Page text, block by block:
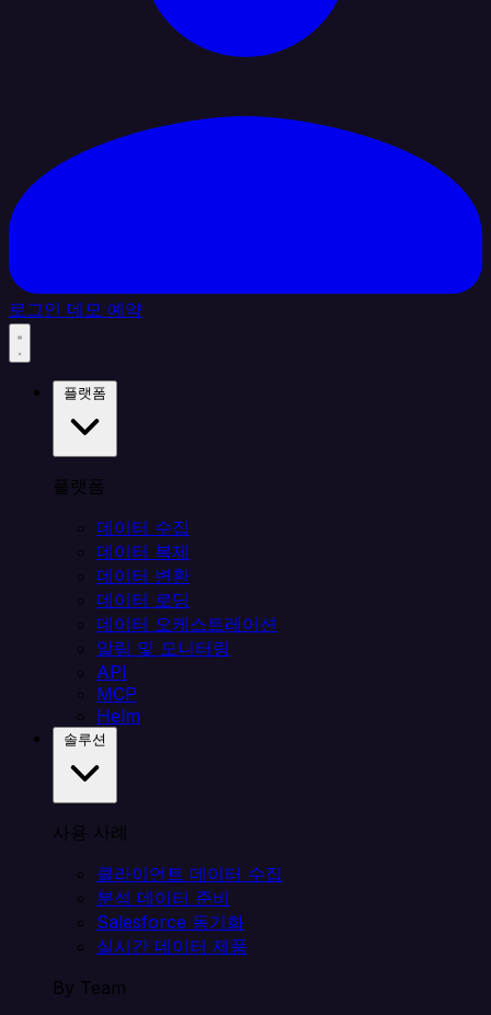
로그인 데모 예약
플랫폼
데이터 수집
데이터 복제
데이터 변환
데이터 로딩
데이터 오케스트레이션
알림 및 모니터링
API
MCP
Helm
사용 사례
클라이언트 데이터 수집
분석 데이터 준비
Salesforce 동기화
실시간 데이터 제품
By Team